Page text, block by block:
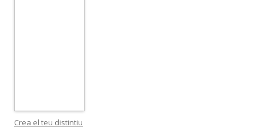
Crea el teu distintiu